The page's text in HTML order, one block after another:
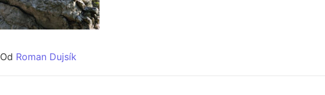
Od Roman Dujsík